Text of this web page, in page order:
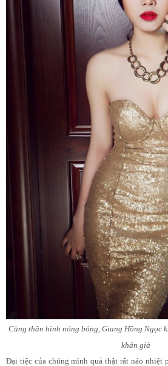
Cùng thân hình nóng bỏng, Giang Hồng Ngọc
khán giả
Đại tiệc của chúng mình quả thật rất náo nhiệt